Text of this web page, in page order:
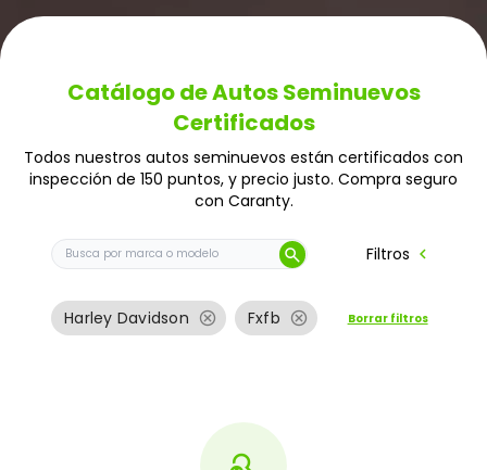
Catálogo de Autos Seminuevos
Certificados
Todos nuestros autos seminuevos están certificados con
inspección de 150 puntos, y precio justo. Compra seguro
con Caranty.
Buscar auto por marca o modelo
search Filtros chevron_left
Harley Davidson cancel Fxfb cancel Borrar filtros